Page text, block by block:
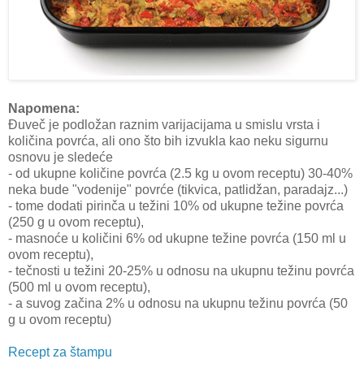
Napomena:
Đuveč je podložan raznim varijacijama u smislu vrsta i
količina povrća, ali ono što bih izvukla kao neku sigurnu
osnovu je sledeće
- od ukupne količine povrća (2.5 kg u ovom receptu) 30-40%
neka bude "vodenije" povrće (tikvica, patlidžan, paradajz...)
- tome dodati pirinča u težini 10% od ukupne težine povrća
(250 g u ovom receptu),
- masnoće u količini 6% od ukupne težine povrća (150 ml u
ovom receptu),
- tečnosti u težini 20-25% u odnosu na ukupnu težinu povrća
(500 ml u ovom receptu),
- a suvog začina 2% u odnosu na ukupnu težinu povrća (50
g u ovom receptu)
Recept za štampu